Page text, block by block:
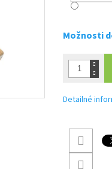
Možnosti
Detailné